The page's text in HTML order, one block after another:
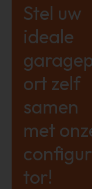
Stel uw
ideale
ort zelf
samen
met
tor!